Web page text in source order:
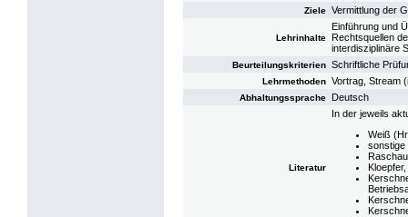
Ziele Vermittlung der
Lehrinhalte
Einführung und
Rechtsquellen
interdisziplinäre
Beurteilungskriterien Schriftliche
Lehrmethoden Vortrag, Stream
Abhaltungssprache Deutsch
Literatur
In der jeweils
Weiß
sonstige